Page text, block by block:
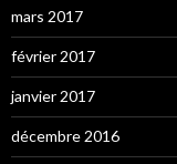
mars 2017
février 2017
janvier 2017
décembre 2016